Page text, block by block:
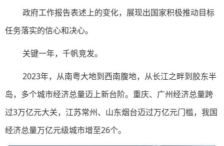
政府工作报告表述上的变化，展现出国家积极推动目标
任务落实的信心和决心。
关键一年，千帆竞发。
2023年，从南粤大地到西南腹地，从长江之畔到胶东半
岛，多个城市经济总量迈上新台阶。重庆、广州经济总量跨
过3万亿元大关，江苏常州、山东烟台迈过万亿元门槛，我国
经济总量万亿元级城市增至26个。